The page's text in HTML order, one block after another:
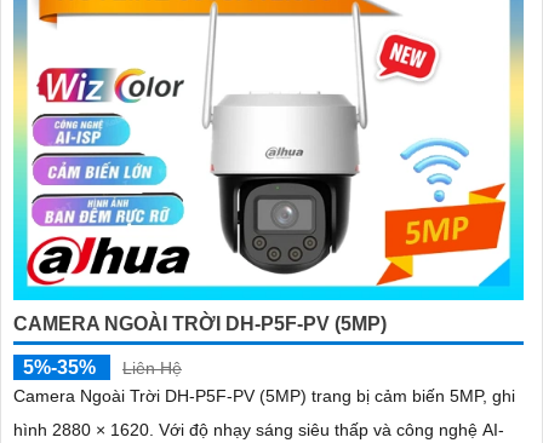
CAMERA NGOÀI TRỜI DH-P5F-PV (5MP)
5%-35%
Liên Hệ
Camera Ngoài Trời DH-P5F-PV (5MP) trang bị cảm biến 5MP, ghi
hình 2880 × 1620. Với độ nhạy sáng siêu thấp và công nghệ AI-